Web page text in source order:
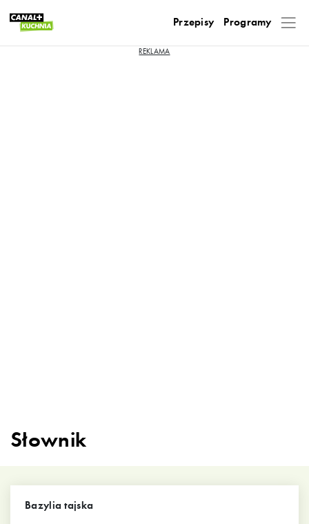
Przepisy Programy
Słownik
Bazylia tajska